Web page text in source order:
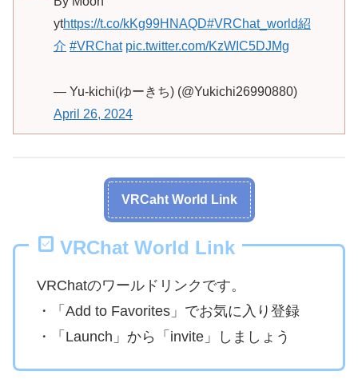
ythttps://t.co/kKg99HNAQD#VRChat_world紹
介 #VRChat pic.twitter.com/KzWIC5DJMg
— Yu-kichi(ゆーきち) (@Yukichi26990880)
April 26, 2024
VRCaht World Link
VRChat World Link
VRChatのワールドリンクです。
・「Add to Favorites」でお気に入り登録
・「Launch」から「invite」しましょう